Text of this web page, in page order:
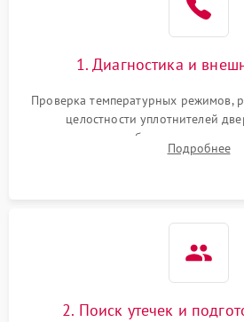
1. Диагностика и
Проверка температурных режимов,
целостности уплотнителей
сопротивления обмоток мотора,
считывание кодов ошибок с
Подробнее
2. Поиск утечек и